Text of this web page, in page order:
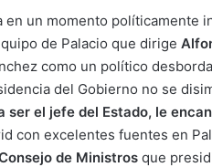
en un momento políticamente
de Palacio que dirige
como un político
del Gobierno no se
ser el jefe del Estado, le
con excelentes fuentes en
de Ministros que